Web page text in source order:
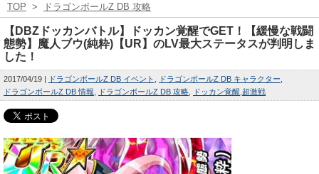
TOP > ドラゴンボールZ DB 攻略
【DBZドッカンバトル】ドッカン覚醒でGET！【緩慢な戦闘
態勢】魔人ブウ(純粋)【UR】のLV最大ステータスが判明しま
した！
2017/04/19 ドラゴンボールZ DB イベント
ドラゴンボールZ DB キャラクター
ドラゴンボールZ DB 情報
ドラゴンボールZ DB 攻略 ドッカン覚醒 超激戦